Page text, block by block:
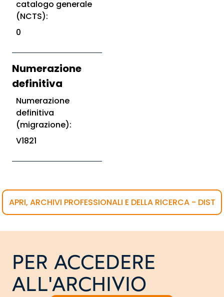
catalogo generale
(NCTS):
0
Numerazione
definitiva
Numerazione
definitiva
(migrazione):
V1821
APRI, ARCHIVI PROFESSIONALI E DELLA RICERCA - DIST
PER ACCEDERE
ALL'ARCHIVIO